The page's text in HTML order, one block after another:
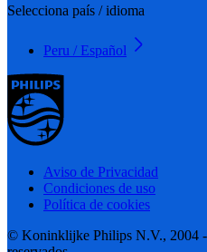
Selecciona país / idioma
Peru / Español
Aviso de Privacidad
Condiciones de uso
Política de cookies
© Koninklijke Philips N.V., 2004 -